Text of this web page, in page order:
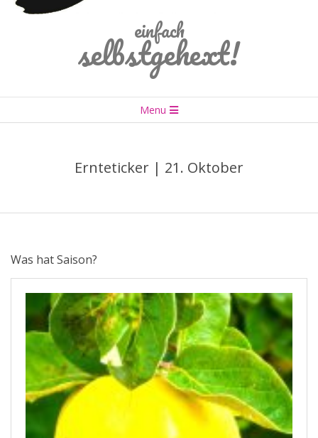
einfach
selbstgehext!
Navigation
Menu
Ernteticker | 21. Oktober
Was hat Saison?